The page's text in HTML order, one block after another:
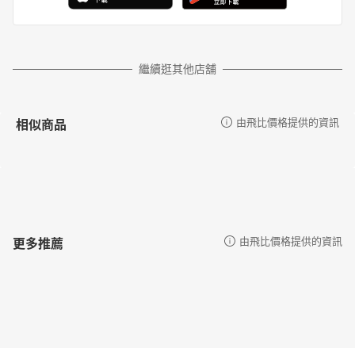
繼續逛其他店舖
相似商品 由飛比價格提供的資訊
更多推薦 由飛比價格提供的資訊